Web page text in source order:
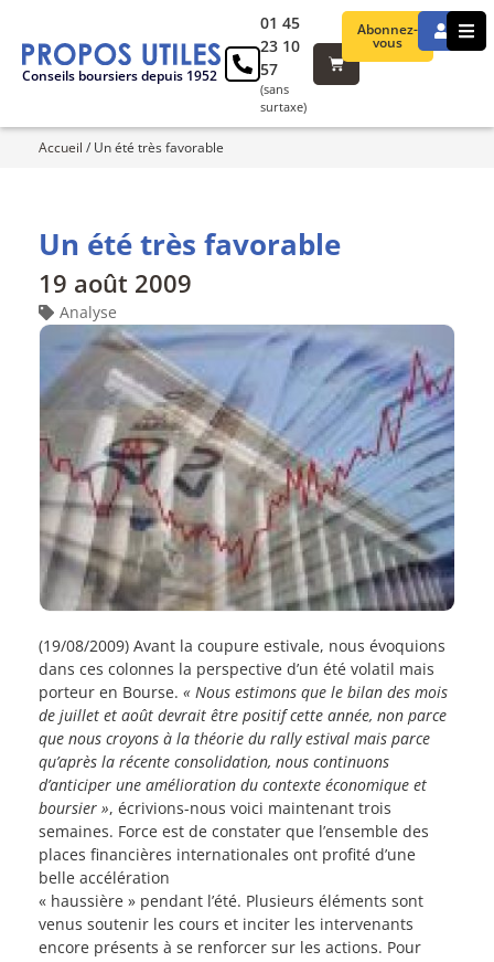
Conseils boursiers depuis 1952
Abonnez-
vous
01 45
23 10
57
(sans
surtaxe)
Accueil / Un été très favorable
Un été très favorable
19 août 2009
Analyse
(19/08/2009) Avant la coupure estivale, nous évoquions
dans ces colonnes la perspective d’un été volatil mais
porteur en Bourse. « Nous estimons que le bilan des mois
de juillet et août devrait être positif cette année, non parce
que nous croyons à la théorie du rally estival mais parce
qu’après la récente consolidation, nous continuons
d’anticiper une amélioration du contexte économique et
boursier », écrivions-nous voici maintenant trois
semaines. Force est de constater que l’ensemble des
places financières internationales ont profité d’une
belle accélération
« haussière » pendant l’été. Plusieurs éléments sont
venus soutenir les cours et inciter les intervenants
encore présents à se renforcer sur les actions. Pour